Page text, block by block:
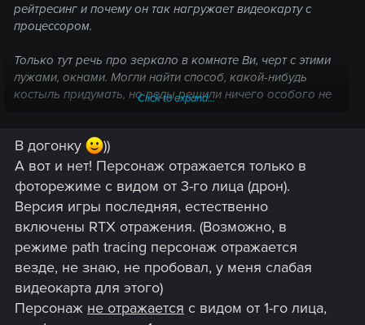
рейтресинг и почему он так нагружает видеокарту с
процессором.
Только тут речь про зеркало в комнате Ви, черт с этими
лужами, окнами. Могли найти способ, какой-нибудь
костыль придумать, но реды решили ничего особого не
даже в таком виде неплохо садит фпсы
Это раньше разработчики креативно исхитрялись,
выдумывая костыли при весьма скромных
вычислительных ресурсах...
Click to expand...
В догонку
))
А вот и нет! Персонаж отражается только в
фоторежиме с видом от 3-го лица (дрон).
Версия игры последняя, естественно
включены RTX отражения. (Возможно, в
режиме path tracing персонаж отражается
везде, не знаю, не пробовал, у меня слабая
видеокарта для этого)
Персонаж не отражается с видом от 1-го лица,